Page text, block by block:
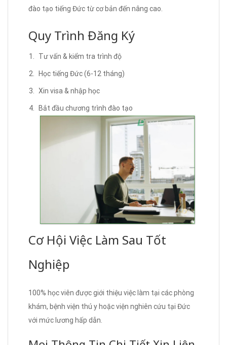
đào tạo tiếng Đức từ cơ bản đến nâng cao.
Quy Trình Đăng Ký
Tư vấn & kiểm tra trình độ
Học tiếng Đức (6-12 tháng)
Xin visa & nhập học
Bắt đầu chương trình đào tạo
Cơ Hội Việc Làm Sau Tốt
Nghiệp
100% học viên được giới thiệu việc làm tại các phòng
khám, bệnh viện thú y hoặc viện nghiên cứu tại Đức
với mức lương hấp dẫn.